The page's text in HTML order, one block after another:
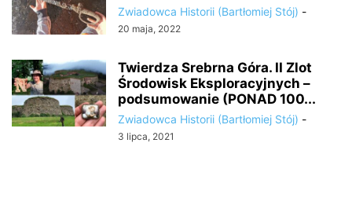
Zwiadowca Historii (Bartłomiej Stój) -
20 maja, 2022
Twierdza Srebrna Góra. II Zlot
Środowisk Eksploracyjnych –
podsumowanie (PONAD 100...
Zwiadowca Historii (Bartłomiej Stój) -
3 lipca, 2021